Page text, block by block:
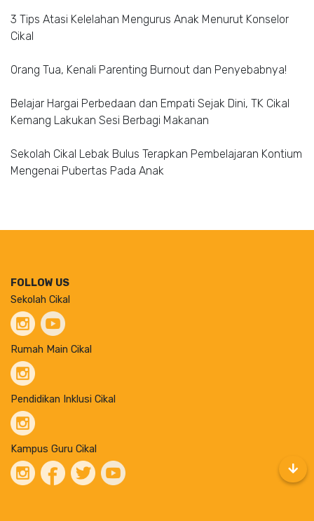
3 Tips Atasi Kelelahan Mengurus Anak Menurut Konselor
Cikal
Orang Tua, Kenali Parenting Burnout dan Penyebabnya!
Belajar Hargai Perbedaan dan Empati Sejak Dini, TK Cikal
Kemang Lakukan Sesi Berbagi Makanan
Sekolah Cikal Lebak Bulus Terapkan Pembelajaran Kontium
Mengenai Pubertas Pada Anak
FOLLOW US
Sekolah Cikal
Rumah Main Cikal
Pendidikan Inklusi Cikal
Kampus Guru Cikal